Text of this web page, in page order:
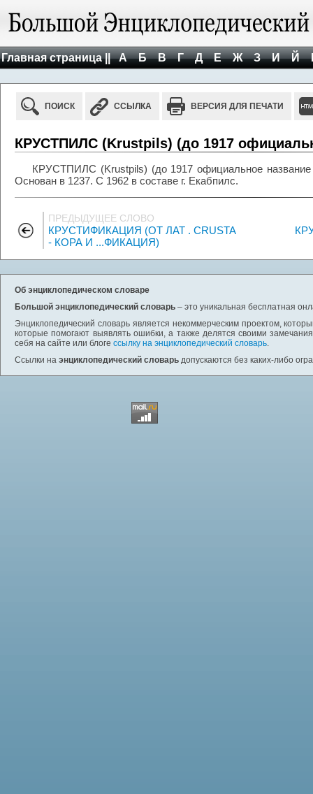
Главная страница || А Б В Г Д Е Ж З И Й
ПОИСК ССЫЛКА ВЕРСИЯ ДЛЯ ПЕЧАТИ
КРУСТПИЛС (Krustpils) (до 1917
КРУСТПИЛС (Krustpils) (до 1917 официальное название
Основан в 1237. С 1962 в составе г. Екабпилс.
ПРЕДЫДУЩЕЕ СЛОВО
КРУСТИФИКАЦИЯ (ОТ ЛАТ . CRUSTA
- КОРА И ...ФИКАЦИЯ)
Об энциклопедическом словаре
Большой энциклопедический словарь – это уникальная бесплатная
Энциклопедический словарь является некоммерческим проектом,
которые помогают выявлять ошибки, а также делятся своими
себя на сайте или блоге ссылку на энциклопедический словарь.
Ссылки на энциклопедический словарь допускаются без каких-либо